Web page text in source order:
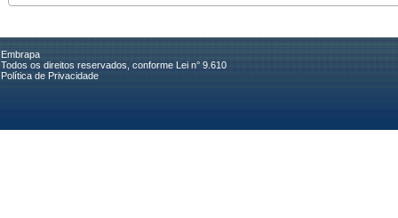
Embrapa
Todos os direitos reservados, conforme Lei n° 9.610
Política de Privacidade